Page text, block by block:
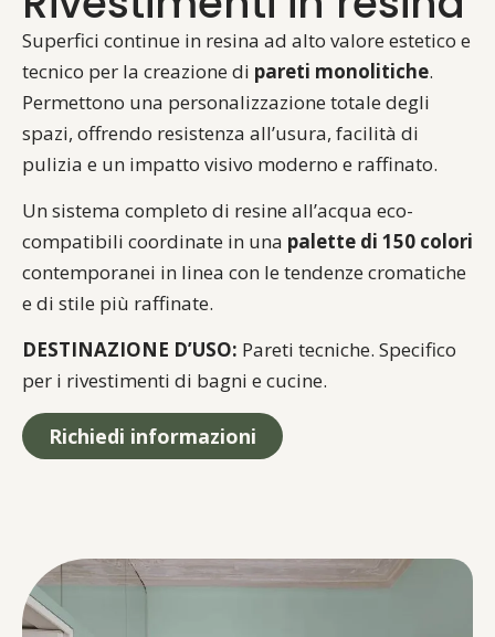
Superfici continue in resina ad alto valore estetico e
tecnico per la creazione di pareti monolitiche.
Permettono una personalizzazione totale degli
spazi, offrendo resistenza all’usura, facilità di
pulizia e un impatto visivo moderno e raffinato.
Un sistema completo di resine all’acqua eco-
compatibili coordinate in una palette di 150 colori
contemporanei in linea con le tendenze cromatiche
e di stile più raffinate.
DESTINAZIONE D’USO: Pareti tecniche. Specifico
per i rivestimenti di bagni e cucine.
Richiedi informazioni